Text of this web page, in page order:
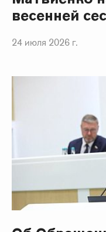
весенней
24 июля 2026 г.